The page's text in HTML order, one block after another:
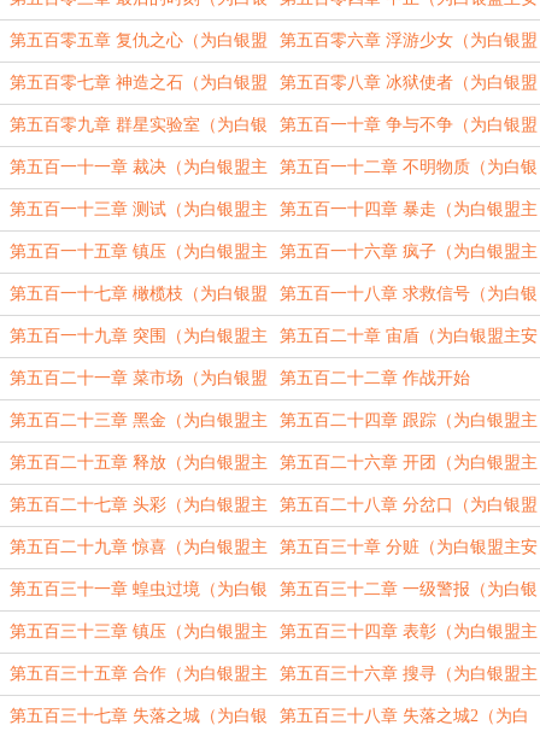
盟主安京元加更）（五合一） 京元加更）（五合一）
第五百零五章 复仇之心（为白银盟
主安京元加更）（五合一）
第五百零六章 浮游少女（为白银盟
主安京元加更）（五合一）
第五百零七章 神造之石（为白银盟
主安京元加更）（四合一）
第五百零八章 冰狱使者（为白银盟
主安京元加更）（四合一）
第五百零九章 群星实验室（为白银
盟主安京元加更）（四合一）
第五百一十章 争与不争（为白银盟
主安京元加更）（四合一）
第五百一十一章 裁决（为白银盟主
安京元加更）（四合一）
第五百一十二章 不明物质（为白银
盟主安京元加更）（四合一）
第五百一十三章 测试（为白银盟主
安京元加更）（四合一）
第五百一十四章 暴走（为白银盟主
安京元加更）（四合一）
第五百一十五章 镇压（为白银盟主
安京元加更）（四合一）
第五百一十六章 疯子（为白银盟主
安京元加更）（四合一）
第五百一十七章 橄榄枝（为白银盟
主安京元加更）（四合一）
第五百一十八章 求救信号（为白银
盟主安京元加更）（四合一）
第五百一十九章 突围（为白银盟主
安京元加更）（四合一）
第五百二十章 宙盾（为白银盟主安
京元加更）（四合一）
第五百二十一章 菜市场（为白银盟
主安京元加更）（四合一）
第五百二十二章 作战开始
第五百二十三章 黑金（为白银盟主
安京元加更）（四合一）
第五百二十四章 跟踪（为白银盟主
安京元加更）（五合一）
第五百二十五章 释放（为白银盟主
安京元加更）（五合一）
第五百二十六章 开团（为白银盟主
安京元加更）（四合一）
第五百二十七章 头彩（为白银盟主
安京元加更）（五合一）
第五百二十八章 分岔口（为白银盟
主安京元加更）（四合一）
第五百二十九章 惊喜（为白银盟主
安京元加更）（四合一）
第五百三十章 分赃（为白银盟主安
京元加更）（四合一）
第五百三十一章 蝗虫过境（为白银
盟主安京元加更）（四合一）
第五百三十二章 一级警报（为白银
盟主安京元加更）（四合一）
第五百三十三章 镇压（为白银盟主
安京元加更）（四合一）
第五百三十四章 表彰（为白银盟主
安京元加更）（四合一）
第五百三十五章 合作（为白银盟主
安京元加更）（四合一）
第五百三十六章 搜寻（为白银盟主
安京元加更）（四合一）
第五百三十七章 失落之城（为白银 第五百三十八章 失落之城2（为白